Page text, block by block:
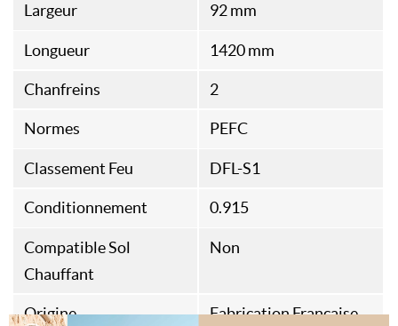
Largeur 92 mm
Longueur 1420 mm
Chanfreins 2
Normes PEFC
Classement Feu DFL-S1
Conditionnement 0.915
Compatible Sol
Chauffant
Non
Origine Fabrication Française